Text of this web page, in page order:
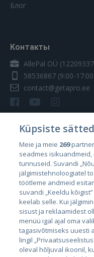
Блог
Контакты
AllePal OÜ
58536867 (9:00-
contact@getapro.ee
Страны
Эстония
Латвия
Литва
Küpsiste
Meie ja meie 269
seadmes
tunnuseid. Suvandi
jälgimistehnoloogiatel
töötleme andmeid
suvandi „Keeldu
keelab selle. Kui
sisust ja reklaamidest
menüü igal ajal oma
tagasivõtmiseks uuesti
lingil
oleval hõljuval ikoonil,